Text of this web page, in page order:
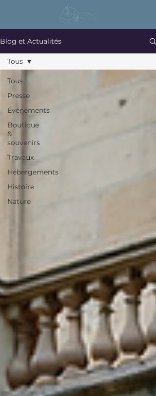
Blog et Actualités
Tous
Presse
Événements
Boutique
&
souvenirs
Travaux
Hébergements
Histoire
Nature
Tous